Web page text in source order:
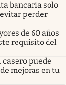
bancaria solo
perder
de 60 años
requisito del
casero puede
mejoras en tu